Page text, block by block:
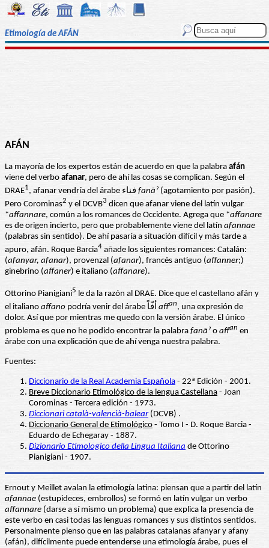
Etimología de AFÁN
AFÁN
La mayoría de los expertos están de acuerdo en que la palabra afán
viene del verbo afanar, pero de ahí las cosas se complican. Según el
DRAE1 fanāˀ (agotamiento por pasión).
Pero Corominas2 y el DCVB3 dicen que afanar viene del latín vulgar
*affannare, común a los romances de Occidente. Agrega que *affanare
es de origen incierto, pero que probablemente viene del latín afannae
(palabras sin sentido). De ahí pasaría a situación difícil y más tarde a
apuro, afán. Roque Barcia4 añade los siguientes romances: Catalán:
(afanyar, afanar), provenzal (afanar), francés antiguo (affanner;)
ginebrino (affaner) e italiano (affanare).
Ottorino Pianigiani5 le da la razón al DRAE. Dice que el castellano afán y
el italiano affano affan, una expresión de
dolor. Así que por mientras me quedo con la versión árabe. El único
problema es que no he podido encontrar la palabra fanāˀ o affan en
árabe con una explicación que de ahí venga nuestra palabra.
Fuentes:
Diccionario de la Real Academia Española - 22ª Edición - 2001.
Breve Diccionario Etimológico de la lengua Castellana - Joan
Corominas - Tercera edición - 1973.
Diccionari català-valencià-balear(DCVB) .
Diccionario General de Etimológico - Tomo I - D. Roque Barcia -
Eduardo de Echegaray - 1887.
Dizionario Etimologico della Lingua Italiana de Ottorino
Pianigiani - 1907.
Ernout y Meillet avalan la etimología latina: piensan que a partir del latín
afannae (estupideces, embrollos) se formó en latín vulgar un verbo
affannare (darse a sí mismo un problema) que explica la presencia de
este verbo en casi todas las lenguas romances y sus distintos sentidos.
Personalmente pienso que en las palabras catalanas afanyar y afany
(afán), difícilmente puede entenderse una etimología árabe, pues el